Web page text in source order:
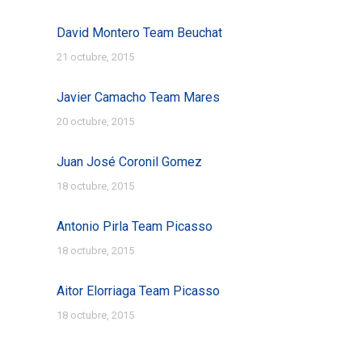
David Montero Team Beuchat
21 octubre, 2015
Javier Camacho Team Mares
20 octubre, 2015
Juan José Coronil Gomez
18 octubre, 2015
Antonio Pirla Team Picasso
18 octubre, 2015
Aitor Elorriaga Team Picasso
18 octubre, 2015